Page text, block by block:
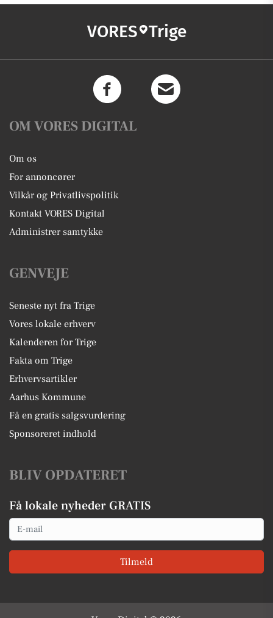
VORES Trige
OM VORES DIGITAL
Om os
For annoncører
Vilkår og Privatlivspolitik
Kontakt VORES Digital
Administrer samtykke
GENVEJE
Seneste nyt fra Trige
Vores lokale erhverv
Kalenderen for Trige
Fakta om Trige
Erhvervsartikler
Aarhus Kommune
Få en gratis salgsvurdering
Sponsoreret indhold
BLIV OPDATERET
Få lokale nyheder GRATIS
Email
Tilmeld